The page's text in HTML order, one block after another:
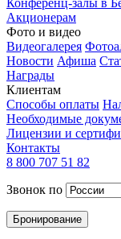
Конференц-залы в
Акционерам
Фото и видео
Видеогалерея
Новости Афиша
Награды
Клиентам
Способы оплаты
Необходимые
Лицензии и
Контакты
8 800 707 51 82
Звонок по
Бронирование